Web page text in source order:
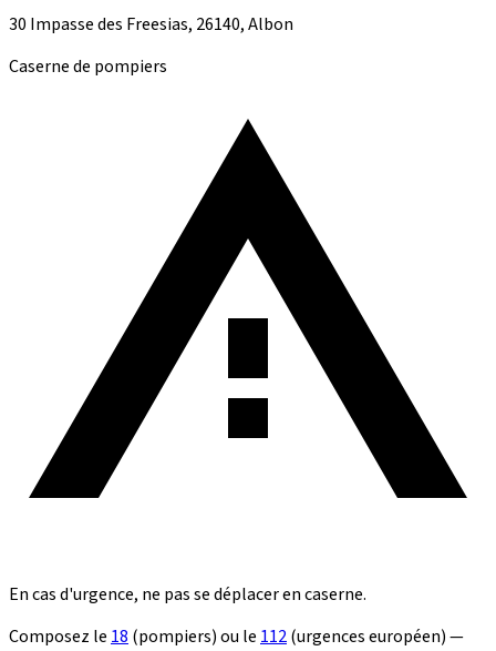
30 Impasse des Freesias, 26140, Albon
Caserne de pompiers
En cas d'urgence, ne pas se déplacer en caserne.
Composez le 18 (pompiers) ou le 112(urgences européen) —